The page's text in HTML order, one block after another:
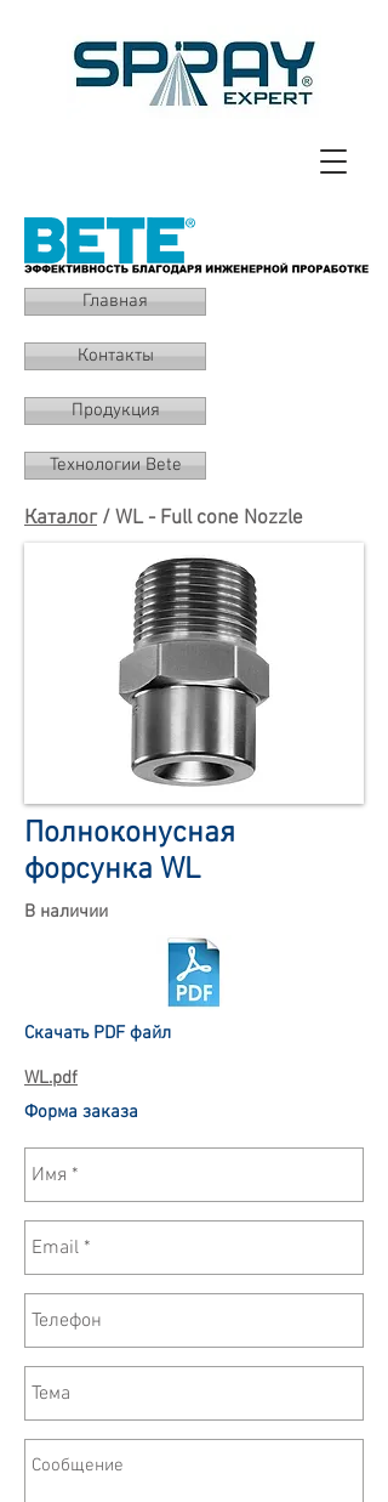
Главная
Контакты
Продукция
Технологии Bete
Каталог/ WL - Full cone Nozzle
Полноконусная
форсунка WL
В наличии
Скачать PDF файл
WL.pdf
Форма заказа